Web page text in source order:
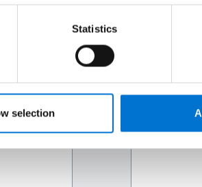
Statistics
selection
talleres y los instalan ellos mismos
la instalación en obra.
3 4